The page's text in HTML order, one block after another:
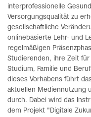
interprofessionelle
Versorgungsqualität zu
gesellschaftliche
onlinebasierte Lehr- und
regelmäßigen
Studierenden, ihre Zeit
Studium, Familie und
dieses Vorhabens führt
aktuellen Mediennutzung
durch. Dabei wird das
dem Projekt "Digitale